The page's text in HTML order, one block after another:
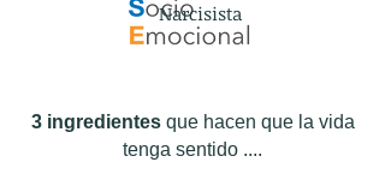
3 ingredientesque hacen que la vida
tenga sentido ....
Narcisista